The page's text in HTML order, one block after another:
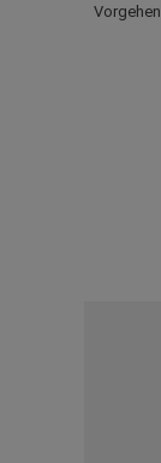
Vorgehen